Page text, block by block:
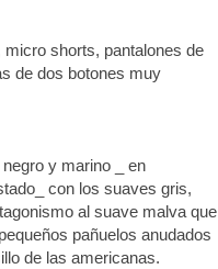
shorts, pantalones de
de dos botones muy
y marino _ en
con los suaves gris,
al suave malva que
pañuelos anudados
de las americanas.